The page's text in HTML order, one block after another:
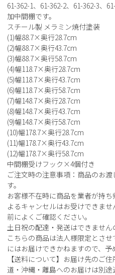
61-362-1、61-362-2、61-362-3、
加中間棚です。
スチール製 メラミン焼付塗装
(1)幅88.7×奥行28.7cm
(2)幅88.7×奥行43.7cm
(3)幅88.7×奥行58.7cm
(4)幅118.7×奥行28.7cm
(5)幅118.7×奥行43.7cm
(6)幅118.7×奥行58.7cm
(7)幅148.7×奥行28.7cm
(8)幅148.7×奥行43.7cm
(9)幅148.7×奥行58.7cm
(10)幅178.7×奥行28.7cm
(11)幅178.7×奥行43.7cm
(12)幅178.7×奥行58.7cm
中間棚受けフック×4個付き
ご注文時の注意事項：商品のお
す。
お客様不在時に商品を業者が持
よるキャンセルはお受けできま
前によくご確認ください。
土日祝の配達・発送はできません
こちらの商品は法人様限定とさ
にはお届けできかねますので、予
【送料について】お届け先のご
道・沖縄・離島へのお届けは別途